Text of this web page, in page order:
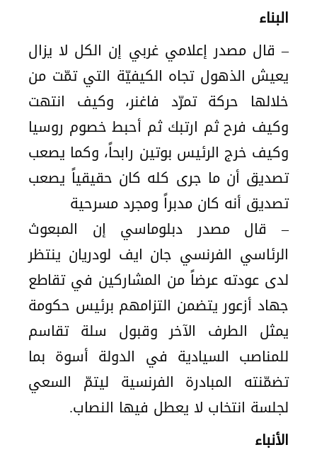
البناء
– قال مصدر إعلامي غربي إن الكل لا يزال
يعيش الذهول تجاه الكيفيّة التي تمّت من
خلالها حركة تمرّد فاغنر، وكيف انتهت
وكيف فرح ثم ارتبك ثم أحبط خصوم روسيا
وكيف خرج الرئيس بوتين رابحاً، وكما يصعب
تصديق أن ما جرى كله كان حقيقياً يصعب
تصديق أنه كان مدبراً ومجرد مسرحية
– قال مصدر دبلوماسي إن المبعوث
الرئاسي الفرنسي جان ايف لودريان ينتظر
لدى عودته عرضاً من المشاركين في تقاطع
جهاد أزعور يتضمن التزامهم برئيس حكومة
يمثل الطرف الآخر وقبول سلة تقاسم
للمناصب السيادية في الدولة أسوة بما
تضمّنته المبادرة الفرنسية ليتمّ السعي
لجلسة انتخاب لا يعطل فيها النصاب.
الأنباء